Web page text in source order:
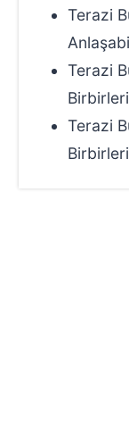
Terazi
Terazi
Terazi